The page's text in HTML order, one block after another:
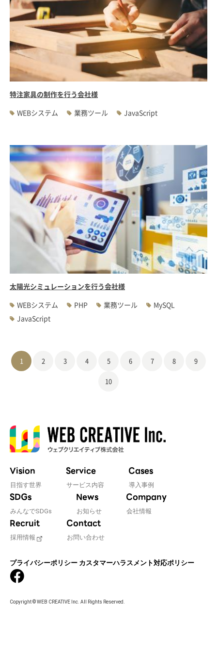
特注家具の制作を行う会社様
WEBシステム
業務ツール JavaScript
太陽光シミュレーションを行う会社様
WEBシステム
PHP 業務ツール
MySQL
JavaScript
1 2 3 4 5 6 7 8 9
10
Vision
目指す世界
Service
サービス内容
Cases
導入事例
SDGs
みんなでSDGs
News
お知らせ
Company
会社情報
Recruit
採用情報
Contact
お問い合わせ
プライバシーポリシー カスタマーハラスメント対応ポリシー
Copyright © WEB CREATIVE Inc. All Rights Reserved.